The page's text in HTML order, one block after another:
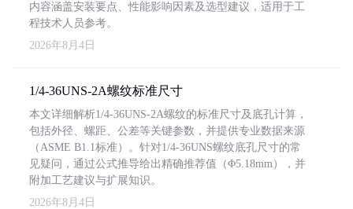
内容涵盖安装要点、性能影响因素及选型建议，适用于工
程技术人员参考。
2026年8月4日
1/4-36UNS-2A螺纹标准尺寸
本文详细解析1/4-36UNS-2A螺纹的标准尺寸及底孔计算，
包括外径、螺距、公差等关键参数，并提供专业数据来源
（ASME B1.1标准）。针对1/4-36UNS螺纹底孔尺寸的常
见疑问，通过公式推导给出精确推荐值（Φ5.18mm），并
附加工艺建议与扩展知识。
2026年8月4日